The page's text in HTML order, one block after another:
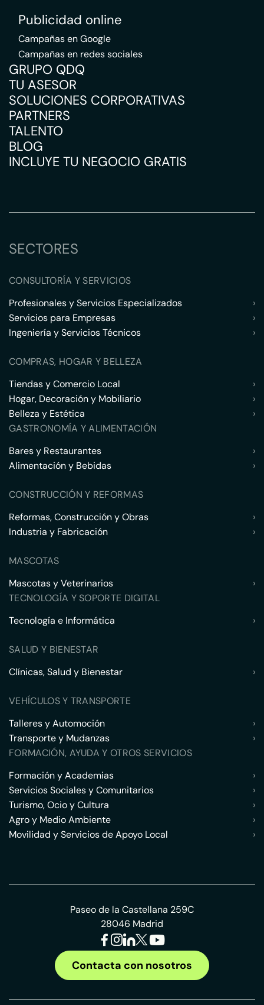
Publicidad online
Campañas en Google
Campañas en redes sociales
GRUPO QDQ
TU ASESOR
SOLUCIONES CORPORATIVAS
PARTNERS
TALENTO
BLOG
INCLUYE TU NEGOCIO GRATIS
SECTORES
CONSULTORÍA Y SERVICIOS
Profesionales y Servicios Especializados
›
Servicios para Empresas
›
Ingeniería y Servicios Técnicos
›
COMPRAS, HOGAR Y BELLEZA
Tiendas y Comercio Local
›
Hogar, Decoración y Mobiliario
›
Belleza y Estética
›
GASTRONOMÍA Y ALIMENTACIÓN
Bares y Restaurantes
›
Alimentación y Bebidas
›
CONSTRUCCIÓN Y REFORMAS
Reformas, Construcción y Obras
›
Industria y Fabricación
›
MASCOTAS
Mascotas y Veterinarios
›
TECNOLOGÍA Y SOPORTE DIGITAL
Tecnología e Informática
›
SALUD Y BIENESTAR
Clínicas, Salud y Bienestar
›
VEHÍCULOS Y TRANSPORTE
Talleres y Automoción
›
Transporte y Mudanzas
›
FORMACIÓN, AYUDA Y OTROS SERVICIOS
Formación y Academias
›
Servicios Sociales y Comunitarios
›
Turismo, Ocio y Cultura
›
Agro y Medio Ambiente
›
Movilidad y Servicios de Apoyo Local
›
Paseo de la Castellana 259C
28046 Madrid
Contacta con nosotros